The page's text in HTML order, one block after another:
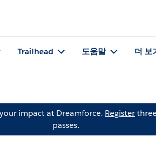
Trailhead 도움말 더 보
impact at Dreamforce. Register
passes.